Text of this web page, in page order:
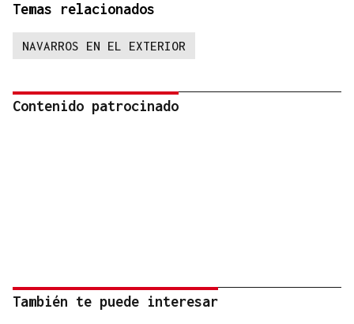
Temas relacionados
NAVARROS EN EL EXTERIOR
Contenido patrocinado
También te puede interesar